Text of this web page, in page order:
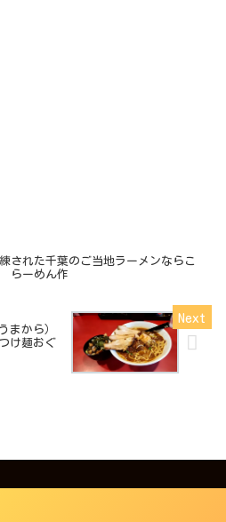
された千葉のご当地ラーメンならこ
らーめん作
まから）
け麺おぐ